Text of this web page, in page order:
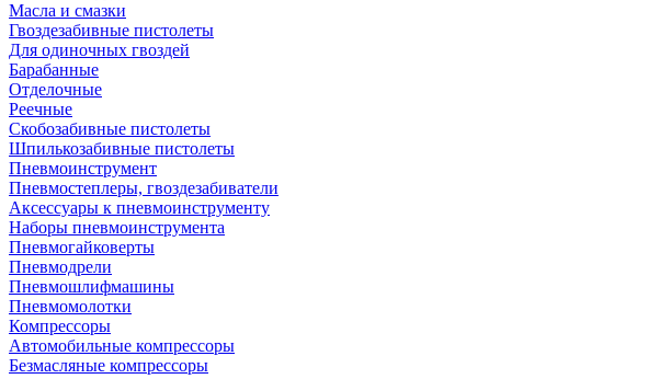
Масла и смазки
Гвоздезабивные пистолеты
Для одиночных гвоздей
Барабанные
Отделочные
Реечные
Скобозабивные пистолеты
Шпилькозабивные пистолеты
Пневмоинструмент
Пневмостеплеры, гвоздезабиватели
Аксессуары к пневмоинструменту
Наборы пневмоинструмента
Пневмогайковерты
Пневмодрели
Пневмошлифмашины
Пневмомолотки
Компрессоры
Автомобильные компрессоры
Безмасляные компрессоры